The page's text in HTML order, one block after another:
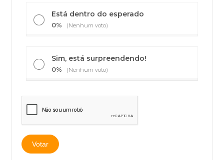
Está dentro do esperado
0% (Nenhum voto)
Sim, está surpreendendo!
0% (Nenhum voto)